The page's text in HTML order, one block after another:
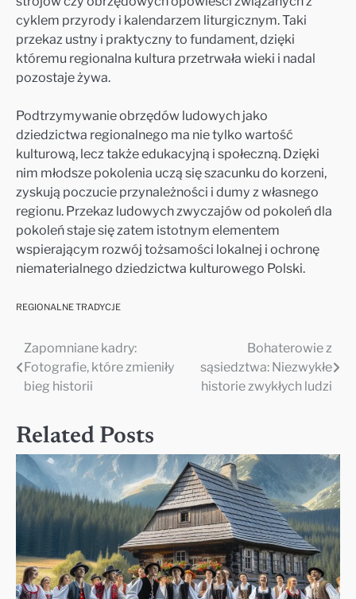
cyklem przyrody i kalendarzem liturgicznym. Taki
przekaz ustny i praktyczny to fundament, dzięki
któremu regionalna kultura przetrwała wieki i nadal
pozostaje żywa.
Podtrzymywanie obrzędów ludowych jako
dziedzictwa regionalnego ma nie tylko wartość
kulturową, lecz także edukacyjną i społeczną. Dzięki
nim młodsze pokolenia uczą się szacunku do korzeni,
zyskują poczucie przynależności i dumy z własnego
regionu. Przekaz ludowych zwyczajów od pokoleń dla
pokoleń staje się zatem istotnym elementem
wspierającym rozwój tożsamości lokalnej i ochronę
niematerialnego dziedzictwa kulturowego Polski.
REGIONALNE TRADYCJE
Nawigacja
wpisu
Zapomniane kadry:
Fotografie, które zmieniły
bieg historii
Bohaterowie z
sąsiedztwa: Niezwykłe
historie zwykłych ludzi
Related Posts